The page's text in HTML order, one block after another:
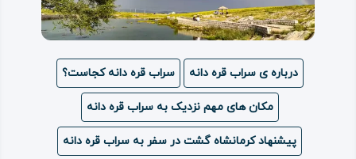
اقامتگاه
درباره ی سراب قره دانه سراب قره دانه کجاست؟
مکان های مهم نزدیک به سراب قره دانه
پیشنهاد کرمانشاه گشت در سفر به سراب قره دانه